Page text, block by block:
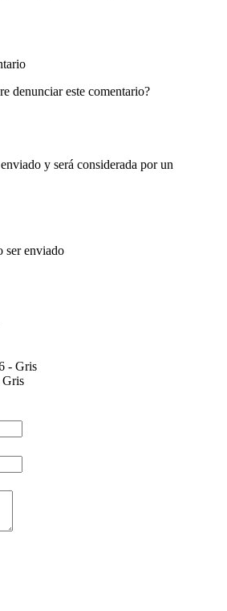
denunciar este comentario?
y será considerada por un
ser enviado
Gris